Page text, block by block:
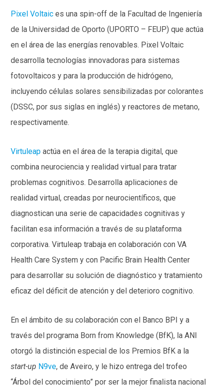
Pixel Voltaic es una spin-off de la Facultad de Ingeniería
de la Universidad de Oporto (UPORTO – FEUP) que actúa
en el área de las energías renovables. Pixel Voltaic
desarrolla tecnologías innovadoras para sistemas
fotovoltaicos y para la producción de hidrógeno,
incluyendo células solares sensibilizadas por colorantes
(DSSC, por sus siglas en inglés) y reactores de metano,
respectivamente.
Virtuleap actúa en el área de la terapia digital, que
combina neurociencia y realidad virtual para tratar
problemas cognitivos. Desarrolla aplicaciones de
realidad virtual, creadas por neurocientíficos, que
diagnostican una serie de capacidades cognitivas y
facilitan esa información a través de su plataforma
corporativa. Virtuleap trabaja en colaboración con VA
Health Care System y con Pacific Brain Health Center
para desarrollar su solución de diagnóstico y tratamiento
eficaz del déficit de atención y del deterioro cognitivo.
En el ámbito de su colaboración con el Banco BPI y a
través del programa Born from Knowledge (BfK), la ANI
otorgó la distinción especial de los Premios BfK a la
start-up N9ve, de Aveiro, y le hizo entrega del trofeo
“Árbol del conocimiento” por ser la mejor finalista nacional